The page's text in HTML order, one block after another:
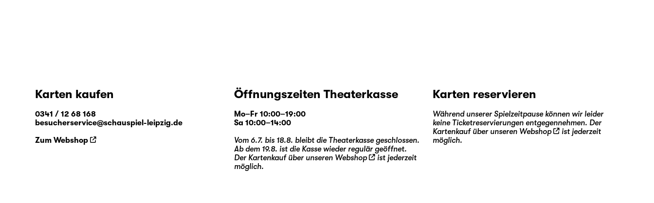
Karten kaufen
0341 / 12 68 168
besucherservice@schauspiel-leipzig.de
Zum Webshop
Öffnungszeiten Theaterkasse
Mo–Fr 10:00–19:00
Sa 10:00–14:00
Vom 6.7. bis 18.8. bleibt die Theaterkasse geschlossen.
Ab dem 19.8. ist die Kasse wieder regulär geöffnet.
Der Kartenkauf über unseren Webshop
ist jederzeit
möglich.
Karten reservieren
Während unserer Spielzeitpause können wir leider
keine Ticketreservierungen entgegennehmen. Der
Kartenkauf über unseren Webshop
ist jederzeit
möglich.